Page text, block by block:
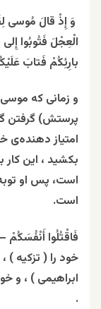
وَ إِذْ قالَ مُوسى‌
الْعِجْلَ فَتُوبُوا إِلى‌
بارِئِكُمْ فَتابَ
و زمانى كه
پرستش) گرفتن
امتیاز دهنده‌ی
بکشید ، اين كار
است، پس او
است.
فَاقْتُلُوا
خود را ( تزکیه
ابراهیمی ) ، و
.